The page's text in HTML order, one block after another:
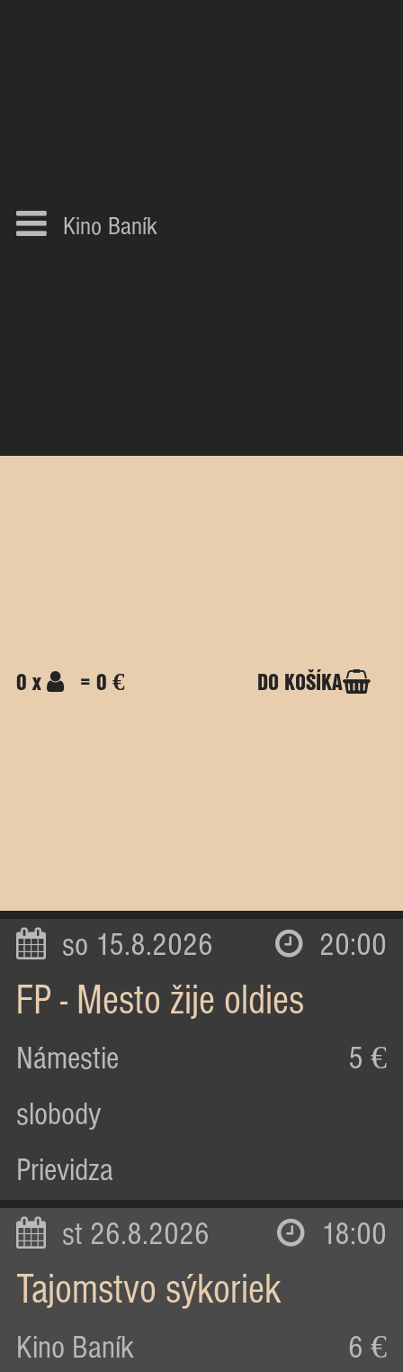
Kino Baník
0 x = 0 € DO KOŠÍKA
so 15.8.2026 20:00
FP - Mesto žije oldies
Námestie
slobody
Prievidza
5 €
st 26.8.2026 18:00
Tajomstvo sýkoriek
Kino Baník 6 €